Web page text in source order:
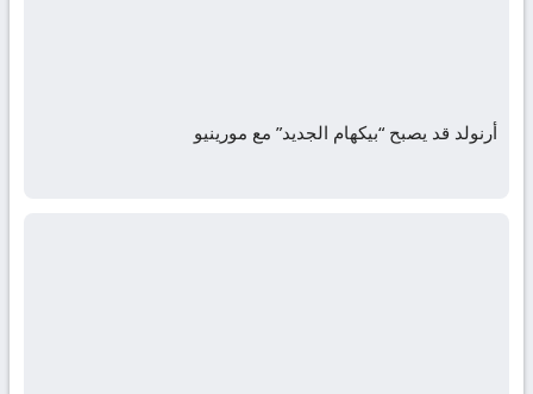
أرنولد قد يصبح “بيكهام الجديد” مع مورينيو